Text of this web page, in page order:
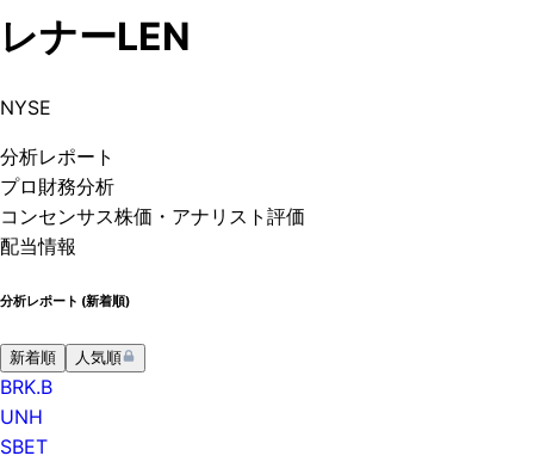
レナーLEN
NYSE
分析レポート
プロ 財務分析
コンセンサス株価 ・アナリスト評価
配当情報
分析レポート (新着順)
新着順 人気順
BRK.B
UNH
SBET